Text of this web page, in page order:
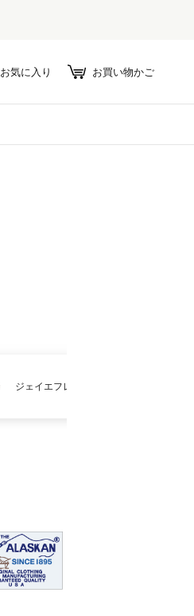
お気に入り お買い物かご
ジェイエフレディメイド